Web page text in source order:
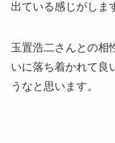
出ている感じがしま
玉置浩二さんとの相
いに落ち着かれて良
うなと思います。